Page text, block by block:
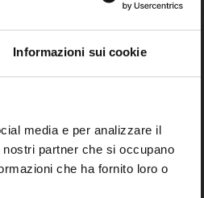
Informazioni sui cookie
media e per analizzare il
partner che si occupano
che ha fornito loro o